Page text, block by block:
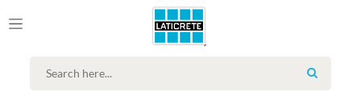
SEARCH